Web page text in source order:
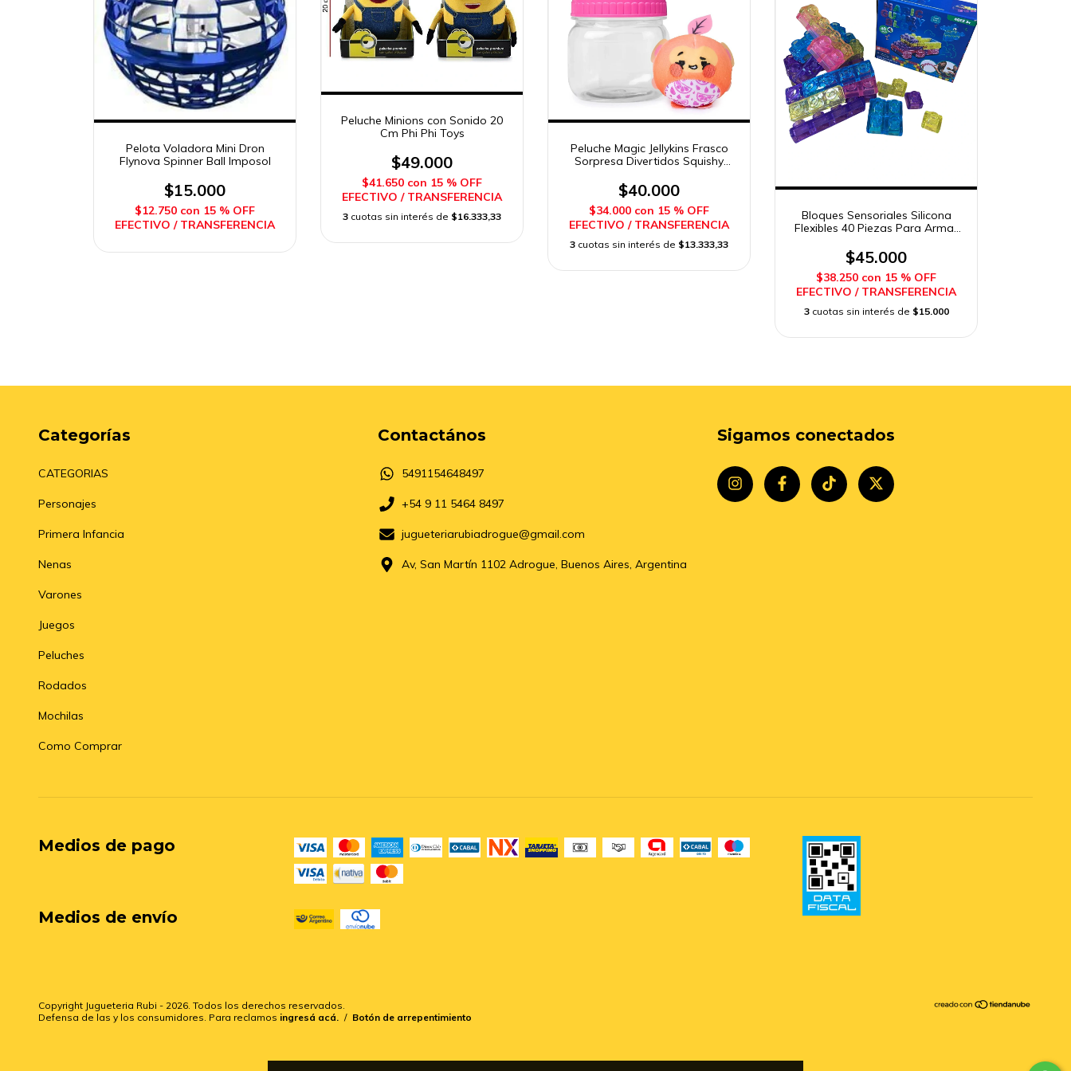
Pelota Voladora Mini Dron
Flynova Spinner Ball Imposol
$15.000
$12.750 con 15 % OFF
EFECTIVO / TRANSFERENCIA
Peluche Minions con Sonido 20
Cm Phi Phi Toys
$49.000
$41.650 con 15 % OFF
EFECTIVO / TRANSFERENCIA
3 cuotas sin interés de $16.333,33
Peluche Magic Jellykins Frasco
Sorpresa Divertidos Squishy
$40.000
$34.000 con 15 % OFF
EFECTIVO / TRANSFERENCIA
3 cuotas sin interés de $13.333,33
Bloques Sensoriales Silicona
Flexibles 40 Piezas Para Armar
$45.000
$38.250 con 15 % OFF
EFECTIVO / TRANSFERENCIA
3 cuotas sin interés de $15.000
Categorías
CATEGORIAS
Personajes
Primera Infancia
Nenas
Varones
Juegos
Peluches
Rodados
Mochilas
Como Comprar
Contactános
5491154648497
+54 9 11 5464 8497
jugueteriarubiadrogue@gmail.com
Av, San Martín 1102 Adrogue, Buenos Aires, Argentina
Sigamos conectados
Medios de pago
Medios de envío
Copyright Jugueteria Rubi - 2026. Todos los derechos reservados.
Defensa de las y los consumidores. Para reclamos ingresá acá. / Botón de arrepentimiento